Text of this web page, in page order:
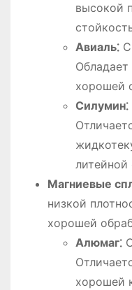
высокой
Авиаль⁚
хорошей
Силумин⁚
литейной
Магниевые
низкой
хорошей
Алюмаг⁚
хорошей